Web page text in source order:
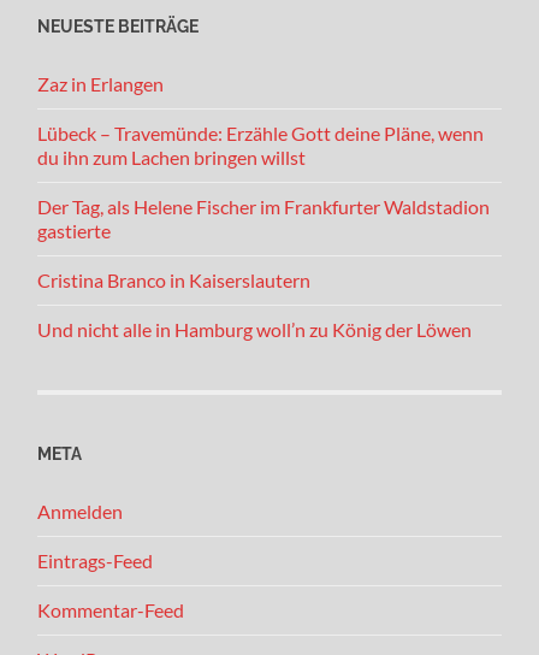
NEUESTE BEITRÄGE
Zaz in Erlangen
Lübeck – Travemünde: Erzähle Gott deine Pläne, wenn
du ihn zum Lachen bringen willst
Der Tag, als Helene Fischer im Frankfurter Waldstadion
gastierte
Cristina Branco in Kaiserslautern
Und nicht alle in Hamburg woll’n zu König der Löwen
META
Anmelden
Eintrags-Feed
Kommentar-Feed